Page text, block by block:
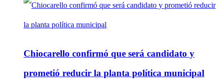
Chiocarello confirmó que será candidato y
prometió reducir la planta política municipal